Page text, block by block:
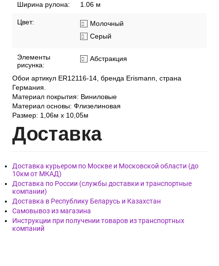
Ширина рулона: 1.06 м
Цвет:
Молочный
Серый
Элементы
рисунка:
Абстракция
Обои артикул ER12116-14, бренда Erismann, страна
Германия.
Материал покрытия: Виниловые
Материал основы: Флизелиновая
Размер: 1,06м х 10,05м
Доставка
Доставка курьером по Москве и Московской области (до
10км от МКАД)
Доставка по России (службы доставки и транспортные
компании)
Доставка в Республику Беларусь и Казахстан
Самовывоз из магазина
Инструкции при получении товаров из транспортных
компаний